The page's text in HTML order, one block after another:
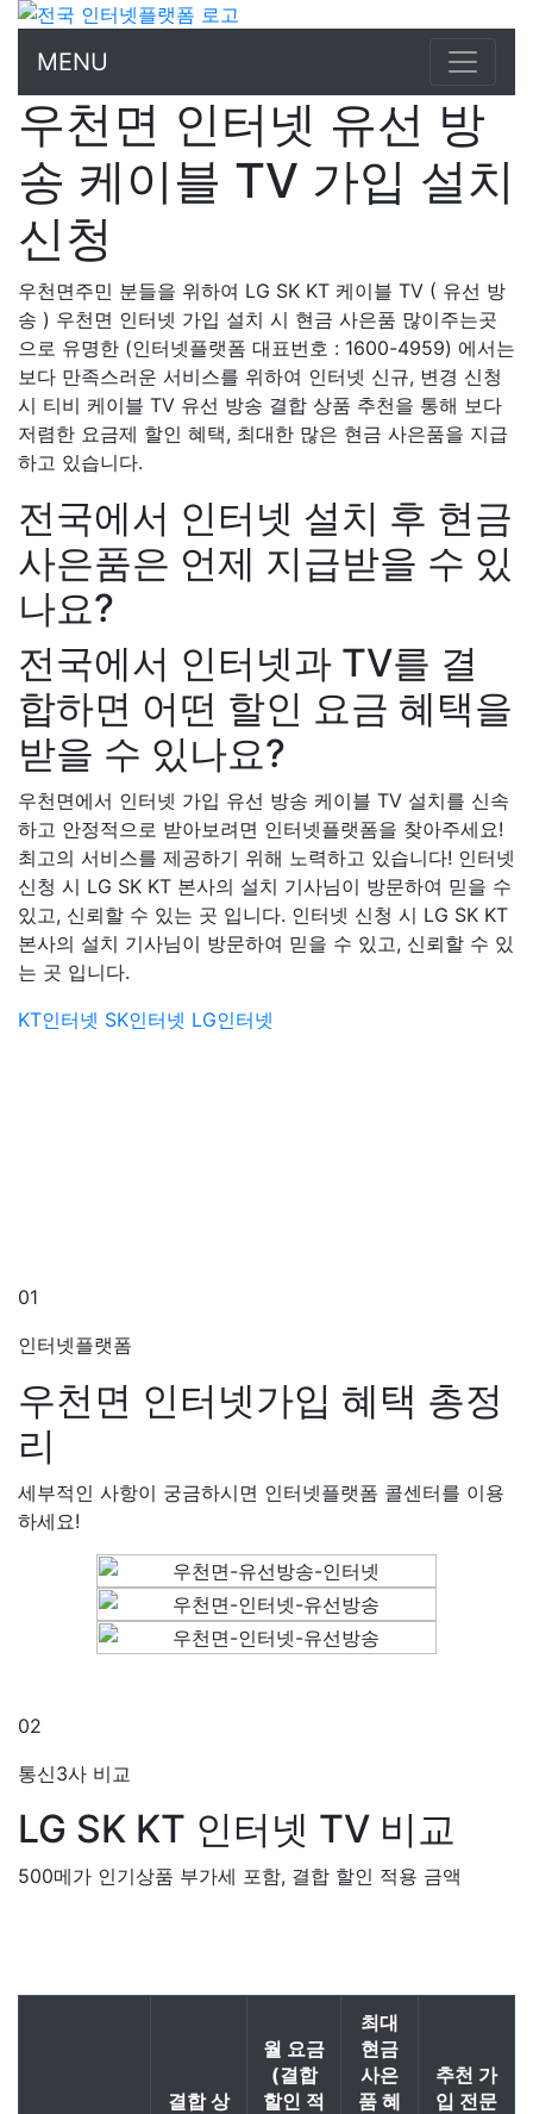
MENU
우천면 인터넷 유선 방
송 케이블 TV 가입 설치
신청
우천면주민 분들을 위하여 LG SK KT 케이블 TV ( 유선 방
송 ) 우천면 인터넷 가입 설치 시 현금 사은품 많이주는곳
으로 유명한 (인터넷플랫폼 대표번호 : 1600-4959) 에서는
보다 만족스러운 서비스를 위하여 인터넷 신규, 변경 신청
시 티비 케이블 TV 유선 방송 결합 상품 추천을 통해 보다
저렴한 요금제 할인 혜택, 최대한 많은 현금 사은품을 지급
하고 있습니다.
전국에서 인터넷 설치 후 현금
사은품은 언제 지급받을 수 있
나요?
전국에서 인터넷과 TV를 결
합하면 어떤 할인 요금 혜택을
받을 수 있나요?
우천면에서 인터넷 가입 유선 방송 케이블 TV 설치를 신속
하고 안정적으로 받아보려면 인터넷플랫폼을 찾아주세요!
최고의 서비스를 제공하기 위해 노력하고 있습니다! 인터넷
신청 시 LG SK KT 본사의 설치 기사님이 방문하여 믿을 수
있고, 신뢰할 수 있는 곳 입니다. 인터넷 신청 시 LG SK KT
본사의 설치 기사님이 방문하여 믿을 수 있고, 신뢰할 수 있
는 곳 입니다.
KT인터넷 SK인터넷 LG인터넷
01
인터넷플랫폼
우천면 인터넷가입 혜택 총정
리
세부적인 사항이 궁금하시면 인터넷플랫폼 콜센터를 이용
하세요!
02
통신3사 비교
LG SK KT 인터넷 TV 비교
500메가 인기상품 부가세 포함, 결합 할인 적용 금액
결합 상
월 요금
(결합
할인 적
최대
현금
사은
품 혜
추천 가
입 전문